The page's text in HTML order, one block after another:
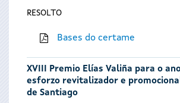
RESOLTO
Bases do certame
XVIII Premio Elías Valiña para o
esforzo revitalizador e
de Santiago